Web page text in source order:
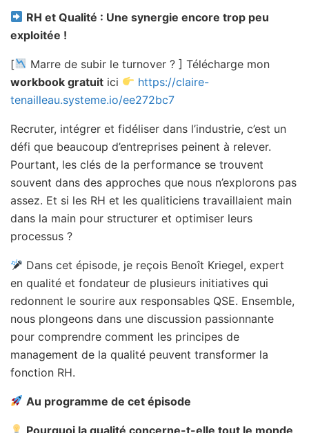
RH et Qualité : Une synergie encore trop peu
exploitée !
[
Marre de subir le turnover ? ] Télécharge mon
workbook gratuit ici
https://claire-
tenailleau.systeme.io/ee272bc7
Recruter, intégrer et fidéliser dans l’industrie, c’est un
défi que beaucoup d’entreprises peinent à relever.
Pourtant, les clés de la performance se trouvent
souvent dans des approches que nous n’explorons pas
assez. Et si les RH et les qualiticiens travaillaient main
dans la main pour structurer et optimiser leurs
processus ?
Dans cet épisode, je reçois Benoît Kriegel, expert
en qualité et fondateur de plusieurs initiatives qui
redonnent le sourire aux responsables QSE. Ensemble,
nous plongeons dans une discussion passionnante
pour comprendre comment les principes de
management de la qualité peuvent transformer la
fonction RH.
Au programme de cet épisode
Pourquoi la qualité concerne-t-elle tout le monde